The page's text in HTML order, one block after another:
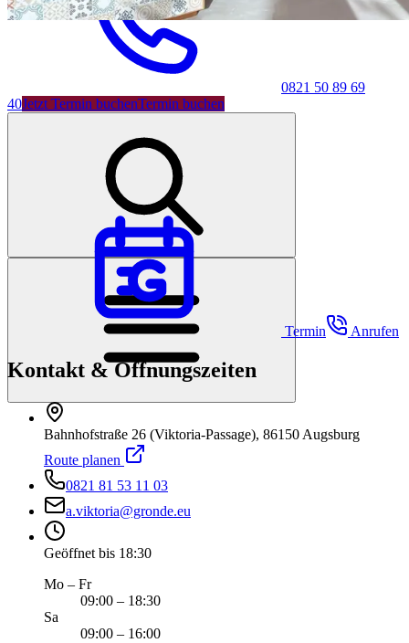
0821 50 89 69
40Jetzt Termin buchenTermin buchen
Termin Anrufen
Kontakt & Öffnungszeiten
Bahnhofstraße 26 (Viktoria-Passage), 86150 Augsburg
Route planen
0821 81 53 11 03
a.viktoria@gronde.eu
Geöffnet bis 18:30
Mo – Fr
09:00 – 18:30
Sa
09:00 – 16:00